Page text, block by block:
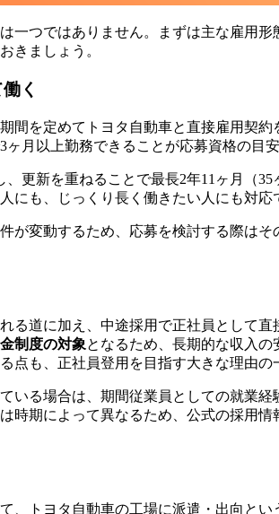
一つではありません。まずは主な雇用
きましょう。
く
間を定めてトヨタ自動車と直接雇用契
ヶ月以上勤務できることが応募資格の目
更新を重ねることで最長2年11ヶ月（
にも、じっくり長く働きたい人にも対応
が変動するため、応募を検討する際は
る道に加え、中途採用で正社員として直
制度の対象となるため、長期的な収入
点も、正社員登用を目指す大きな理由の
いる場合は、期間従業員としての就業経
時期によって異なるため、公式の採用
、トヨタ自動車の工場に派遣・出向とい